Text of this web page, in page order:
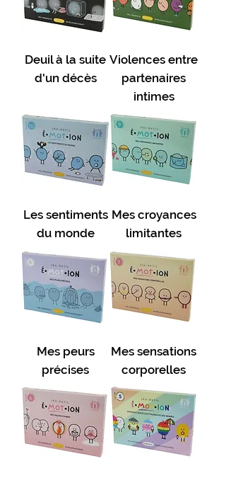
Deuil à la suite
d'un décès
Violences entre
partenaires
intimes
Les sentiments
du monde
Mes croyances
limitantes
Mes peurs
précises
Mes sensations
corporelles